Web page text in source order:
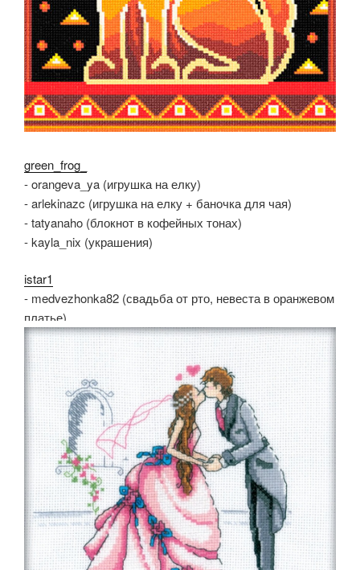
green_frog_
- orangeva_ya (игрушка на елку)
- arlekinazc (игрушка на елку + баночка для чая)
- tatyanaho (блокнот в кофейных тонах)
- kayla_nix (украшения)
istar1
- medvezhonka82 (свадьба от рто, невеста в оранжевом
платье)